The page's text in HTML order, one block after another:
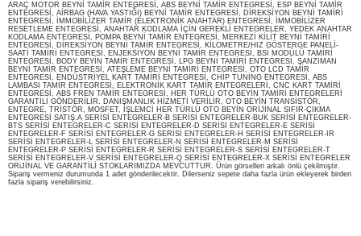
ARAÇ MOTOR BEYNİ TAMİR ENTEGRESİ, ABS BEYNİ TAMİR ENTEGRESİ, ESP BEYNİ TAMİR
ENTEGRESİ, AİRBAG (HAVA YASTIĞI) BEYNİ TAMİR ENTEGRESİ, DİREKSİYON BEYNİ TAMİRİ
ENTEGRESİ, İMMOBİLİZER TAMİR (ELEKTRONİK ANAHTAR) ENTEGRESİ, İMMOBİLİZER
RESETLEME ENTEGRESİ, ANAHTAR KODLAMA İÇİN GEREKLİ ENTEGRELER, YEDEK ANAHTAR
KODLAMA ENTEGRESİ, POMPA BEYNİ TAMİR ENTEGRESİ, MERKEZİ KİLİT BEYNİ TAMİRİ
ENTEGRESİ, DİREKSİYON BEYNİ TAMİR ENTEGRESİ, KİLOMETRE/HIZ GÖSTERGE PANELİ-
SAATİ TAMİRİ ENTEGRESİ, ENJEKSİYON BEYNİ TAMİR ENTEGRESİ, BSİ MODÜLÜ TAMİRİ
ENTEGRESİ, BODY BEYİN TAMİR ENTEGRESİ, LPG BEYNİ TAMİRİ ENTEGRESİ, ŞANZIMAN
BEYNİ TAMİR ENTEGRESİ, ATEŞLEME BEYNİ TAMİRİ ENTEGRESİ, OTO LCD TAMİR
ENTEGRESİ, ENDÜSTRİYEL KART TAMİRİ ENTEGRESİ, CHİP TUNİNG ENTEGRESİ, ABS
LAMBASI TAMİR ENTEGRESİ, ELEKTRONİK KART TAMİR ENTEGRELERİ, CNC KART TAMİRİ
ENTEGRESİ, ABS FREN TAMİR ENTEGRESİ, HER TÜRLÜ OTO BEYİN TAMİRİ ENTEGRELERİ
GARANTİLİ GÖNDERİLİR. DANIŞMANLIK HİZMETİ VERİLİR, OTO BEYİN TRANSİSTÖR,
ENTEGRE, TRİSTÖR, MOSFET, İŞLEMCİ HER TÜRLÜ OTO BEYİN ORİJİNAL SIFIR-ÇIKMA
ENTEGRESİ SATIŞ.A SERİSİ ENTEGRELER-B SERİSİ ENTEGRELER-BUK SERİSİ ENTEGRELER-
BTS SERİSİ ENTEGRELER-C SERİSİ ENTEGRELER-D SERİSİ ENTEGRELER-E SERİSİ
ENTEGRELER-F SERİSİ ENTEGRELER-G SERİSİ ENTEGRELER-H SERİSİ ENTEGRELER-IR
SERİSİ ENTEGRELER-L SERİSİ ENTEGRELER-N SERİSİ ENTEGRELER-M SERİSİ
ENTEGRELER-P SERİSİ ENTEGRELER-R SERİSİ ENTEGRELER-S SERİSİ ENTEGRELER-T
SERİSİ ENTEGRELER-V SERİSİ ENTEGRELER-Q SERİSİ ENTEGRELER-X SERİSİ ENTEGRELER
ORiJİNAL VE GARANTİLİ STOKLARIMIZDA MEVCUTTUR. Ürün görselleri arkalı önlü çekilmiştir.
Sipariş vermeniz durumunda 1 adet gönderilecektir. Dilerseniz sepete daha fazla ürün ekleyerek birden
fazla sipariş verebilirsiniz.